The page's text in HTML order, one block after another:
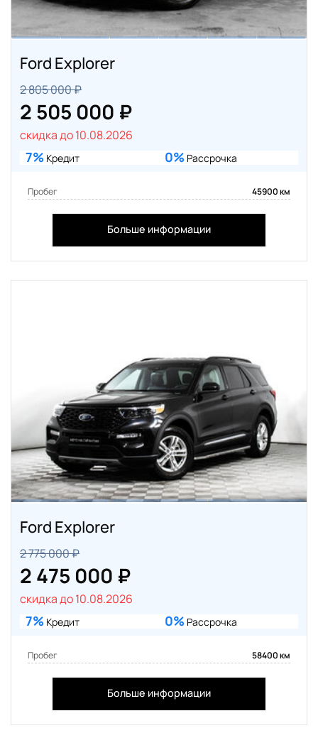
Ford Explorer
2 805 000 ₽
2 505 000 ₽
скидка до 10.08.2026
7% Кредит 0% Рассрочка
Пробег 45900 км
Больше информации
Ford Explorer
2 775 000 ₽
2 475 000 ₽
скидка до 10.08.2026
7% Кредит 0% Рассрочка
Пробег 58400 км
Больше информации